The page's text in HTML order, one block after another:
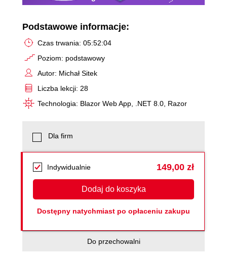
Video
Podstawowe informacje:
Czas trwania: 05:52:04
Poziom: podstawowy
Autor: Michał Sitek
Liczba lekcji: 28
Technologia: Blazor Web App, .NET 8.0, Razor
Dla firm
Indywidualnie 149,00 zł
Dodaj do koszyka
Dostępny natychmiast po opłaceniu zakupu
Do przechowalni